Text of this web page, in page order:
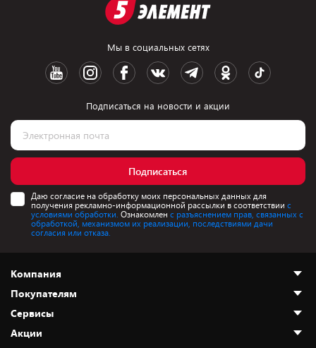
Мы в социальных сетях
Подписаться на новости и акции
Подписаться
Даю согласие на обработку моих персональных данных для
получения рекламно-информационной рассылки в соответствии с
условиями обработки. Ознакомлен с разъяснением прав, связанных с
обработкой, механизмом их реализации, последствиями дачи
согласия или отказа.
Компания
О нас
Адреса магазинов
Новости
Покупателям
Как сделать заказ
Оплата и доставка
Сервисы
Акции